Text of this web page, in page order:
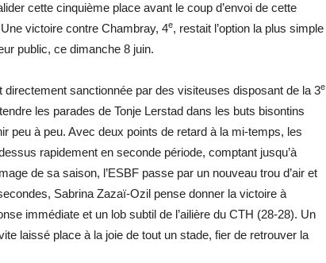
cette cinquième place avant le coup d’envoi de cette
victoire contre Chambray, 4e, restait l’option la plus simple
public, ce dimanche 8 juin.
directement sanctionnée par des visiteuses disposant de la 3e
les parades de Tonje Lerstad dans les buts bisontins
peu à peu. Avec deux points de retard à la mi-temps, les
rapidement en seconde période, comptant jusqu’à
de sa saison, l’ESBF passe par un nouveau trou d’air et
Sabrina Zazaï-Ozil pense donner la victoire à
immédiate et un lob subtil de l’ailière du CTH (28-28). Un
laissé place à la joie de tout un stade, fier de retrouver la